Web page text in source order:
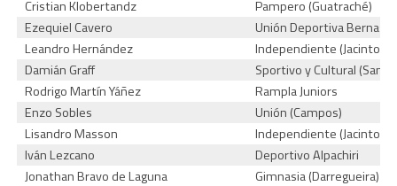
Cristian Klobertandz
Pampero (Guatraché)
Ezequiel Cavero
Unión Deportiva
Leandro Hernández
Independiente (Jacinto
Damián Graff
Sportivo y Cultural (San
Rodrigo Martín Yáñez
Rampla Juniors
Enzo Sobles
Unión (Campos)
Lisandro Masson
Independiente (Jacinto
Iván Lezcano
Deportivo Alpachiri
Jonathan Bravo de Laguna
Gimnasia (Darregueira)